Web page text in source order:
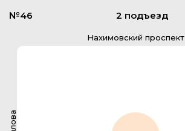
№46 2 подъезд
Нахимовский проспект